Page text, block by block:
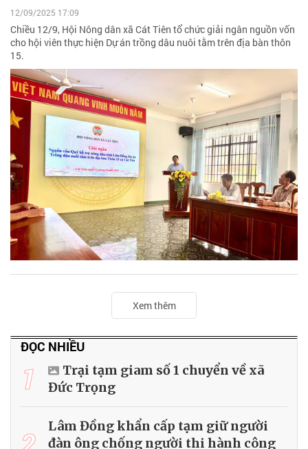
12/09/2025 17:09
Chiều 12/9, Hội Nông dân xã Cát Tiên tổ chức giải ngân nguồn vốn
cho hội viên thực hiện Dự án trồng dâu nuôi tằm trên địa bàn thôn
15.
Xem thêm
ĐỌC NHIỀU
1
Trại tạm giam số 1 chuyển về xã
Đức Trọng
Lâm Đồng khẩn cấp tạm giữ người
đàn ông chống người thi hành công